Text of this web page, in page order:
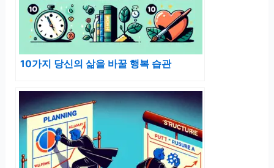
10가지 당신의 삶을 바꿀 행복 습관